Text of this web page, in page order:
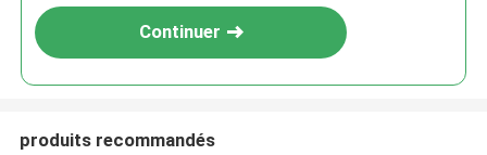
Continuer
produits recommandés